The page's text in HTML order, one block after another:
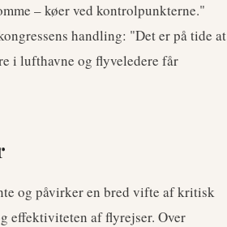
– køer ved kontrolpunkterne."
handling: "Det er på tide at
i lufthavne og flyveledere får
og påvirker en bred vifte af kritisk
effektiviteten af flyrejser. Over